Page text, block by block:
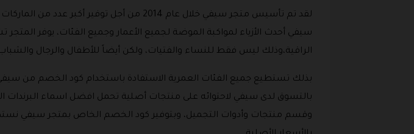
لقد تم تأسيس متجر سيفي خلال عام 2014 من
سيفي أحدث الأزياء لمواكبة الموضة لجميع الأعمار وجميع الفئات، يوفر
الراقية،وذلك ليس فقط للنساء والفتيات، ولكن أيضاً للأطفال والرجال
بذلك تستطيع جميع الفئات العمرية الاستفادة باستخدام كود الخصم من سيفي
بالتسوق لدى سيفي لاحتوائه على منتجات أصلية تحمل افضل اسماء البرندات
وقسم منتجات وأدوات التجميل، وبتوفير كود الخصم الخاص بمتجر سيفي